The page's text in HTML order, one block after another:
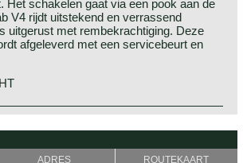
Het schakelen gaat via een pook aan de
V4 rijdt uitstekend en verrassend
uitgerust met rembekrachtiging. Deze
afgeleverd met een servicebeurt en
ADRES ROUTEKAART